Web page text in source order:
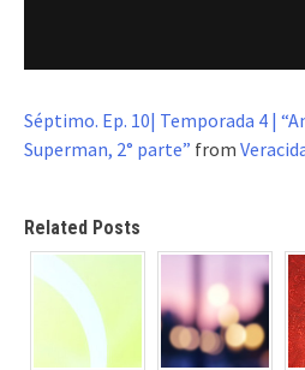
Séptimo. Ep. 10| Temporada 4 |
Superman, 2° parte” from
Related Posts